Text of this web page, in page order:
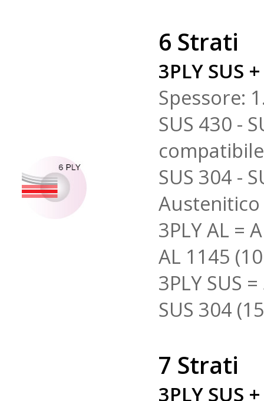
6 Strati
3PLY SUS
Spessore:
SUS 430 -
SUS 304 -
3PLY AL =
AL 1145
3PLY SUS
SUS 304
7 Strati
3PLY SUS